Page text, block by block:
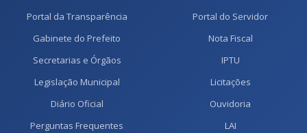
Portal da Transparência
Gabinete do Prefeito
Secretarias e Órgãos
Legislação Municipal
Diário Oficial
Perguntas Frequentes
Portal do Servidor
Nota Fiscal
IPTU
Licitações
Ouvidoria
LAI